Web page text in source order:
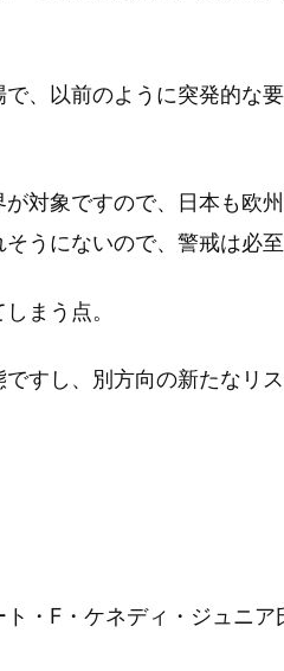
、以前のように突発的な
対象ですので、日本も欧
うにないので、警戒は必至
まう点。
すし、別方向の新たなリ
・F・ケネディ・ジュニア